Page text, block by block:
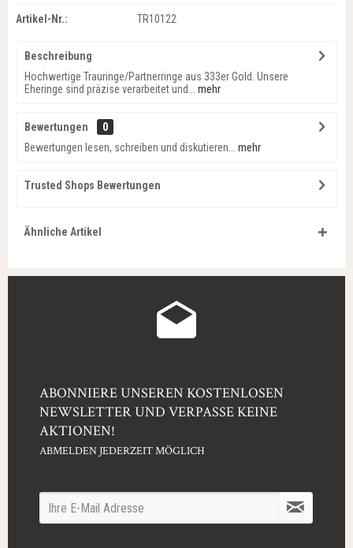
Artikel-Nr.: TR10122
Beschreibung
Hochwertige Trauringe/Partnerringe aus 333er Gold. Unsere
Eheringe sind präzise verarbeitet und...
mehr
Bewertungen
0
Bewertungen lesen, schreiben und diskutieren...
mehr
Trusted Shops Bewertungen
Ähnliche Artikel
ABONNIERE UNSEREN KOSTENLOSEN
NEWSLETTER UND VERPASSE KEINE
AKTIONEN!
ABMELDEN JEDERZEIT MÖGLICH